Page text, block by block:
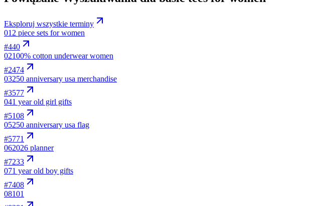
Eksploruj wszystkie terminy
012 piece sets for women
#440
02100% cotton underwear women
#2474
03250 anniversary usa merchandise
#3577
041 year old girl gifts
#5108
05250 anniversary usa flag
#5771
062026 planner
#7233
071 year old boy gifts
#7408
08101